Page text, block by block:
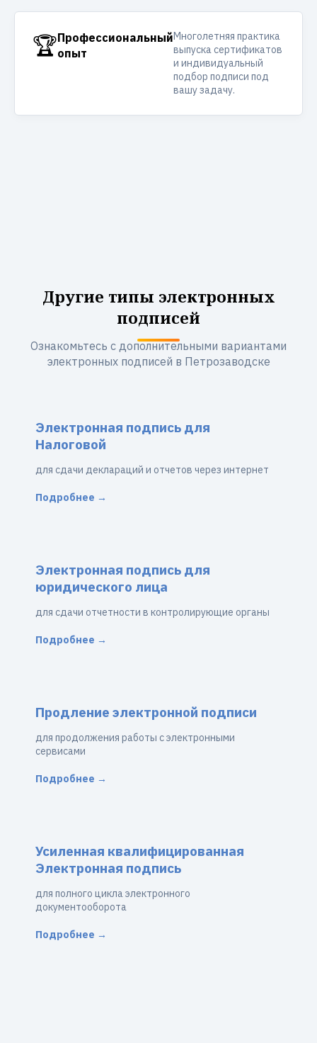
🏆Профессиональный
опыт
Многолетняя практика
выпуска сертификатов
и индивидуальный
подбор подписи под
вашу задачу.
Другие типы электронных
подписей
Ознакомьтесь с дополнительными вариантами
электронных подписей в Петрозаводске
Электронная подпись для
Налоговой
для сдачи деклараций и отчетов через интернет
Подробнее →
Электронная подпись для
юридического лица
для сдачи отчетности в контролирующие органы
Подробнее →
Продление электронной подписи
для продолжения работы с электронными
сервисами
Подробнее →
Усиленная квалифицированная
Электронная подпись
для полного цикла электронного
документооборота
Подробнее →